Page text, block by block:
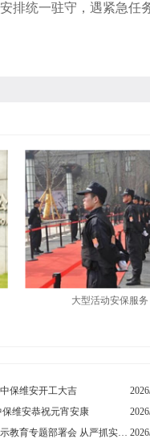
排统一驻守，遇紧急任
大型活动安保服务
保维安开工大吉
维安恭祝元宵安康
中保维安集团召开保安行业警示教育专题部署会 从严抓实规范化管理 筑牢安全防线